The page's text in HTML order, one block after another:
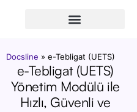
Docsline » e-Tebligat (UETS)
e-Tebligat (UETS)
Yönetim Modülü ile
Hızlı, Güvenli ve